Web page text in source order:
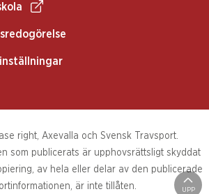
UPP
right, Axevalla och Svensk Travsport.
som publicerats är upphovsrättsligt skyddat
av hela eller delar av den publicerade
är inte tillåten.